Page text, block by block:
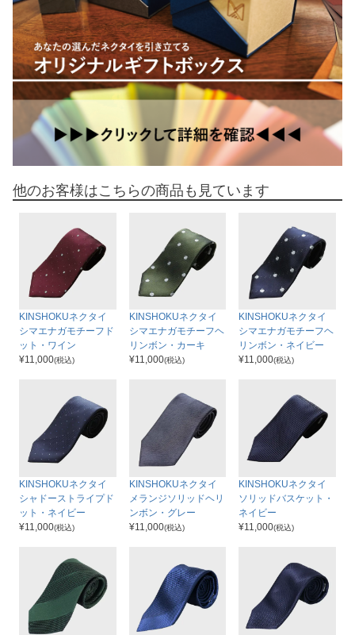
他のお客様はこちらの商品も見ています
KINSHOKUネクタイ
シマエナガモチーフド
ット・ワイン
¥11,000(税込)
KINSHOKUネクタイ
シマエナガモチーフヘ
リンボン・カーキ
¥11,000(税込)
KINSHOKUネクタイ
シマエナガモチーフヘ
リンボン・ネイビー
¥11,000(税込)
KINSHOKUネクタイ
シャドーストライプド
ット・ネイビー
¥11,000(税込)
KINSHOKUネクタイ
メランジソリッドヘリ
ンボン・グレー
¥11,000(税込)
KINSHOKUネクタイ
ソリッドバスケット・
ネイビー
¥11,000(税込)